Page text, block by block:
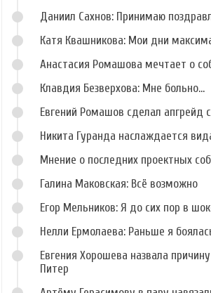
Даниил Сахнов: Принимаю
Катя Квашникова: Мои дни
Анастасия Ромашова мечтает о
Клавдия Безверхова: Мне больно...
Евгений Ромашов сделал апгрейд
Никита Гуранда наслаждается
Мнение о последних проектных
Галина Маковская: Всё возможно
Егор Мельников: Я до сих пор в
Нелли Ермолаева: Раньше я
Евгения Хорошева назвала
Питер